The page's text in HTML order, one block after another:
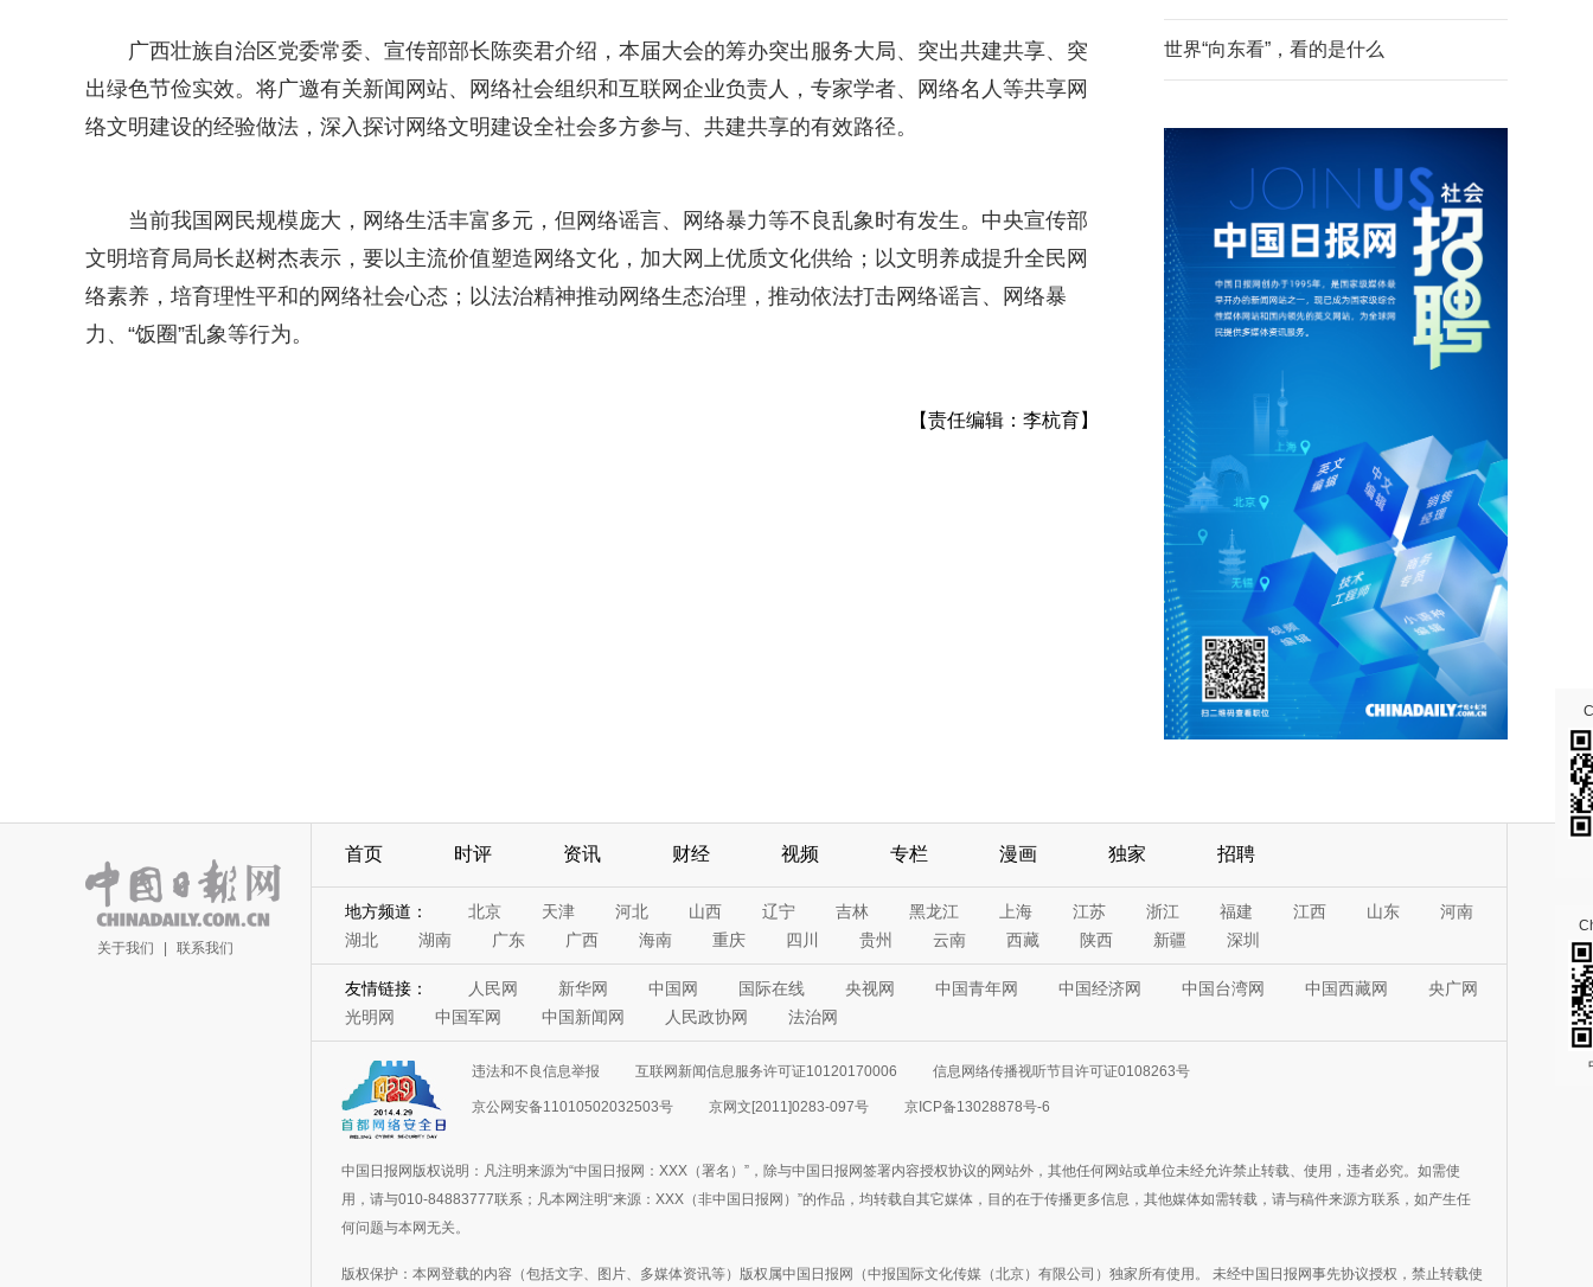
广西壮族自治区党委常委、宣传部部长陈奕君介绍，本届大会的筹办突出服务大局、突出共建共享、突
出绿色节俭实效。将广邀有关新闻网站、网络社会组织和互联网企业负责人，专家学者、网络名人等共享网
络文明建设的经验做法，深入探讨网络文明建设全社会多方参与、共建共享的有效路径。
当前我国网民规模庞大，网络生活丰富多元，但网络谣言、网络暴力等不良乱象时有发生。中央宣传部
文明培育局局长赵树杰表示，要以主流价值塑造网络文化，加大网上优质文化供给；以文明养成提升全民网
络素养，培育理性平和的网络社会心态；以法治精神推动网络生态治理，推动依法打击网络谣言、网络暴
力、“饭圈”乱象等行为。
【责任编辑：李杭育】
世界“向东看”，看的是什么
关于我们 | 联系我们
首页 时评 资讯 财经 视频 专栏 漫画 独家 招聘
地方频道： 北京 天津 河北 山西 辽宁 吉林 黑龙江 上海 江苏 浙江 福建 江西 山东
河南
湖北
湖南 广东 广西 海南 重庆 四川 贵州 云南 西藏 陕西 新疆 深圳
友情链接： 人民网 新华网 中国网 国际在线 央视网 中国青年网 中国经济网 中国台湾网 中国西藏网
央广网
光明网
中国军网 中国新闻网 人民政协网 法治网
违法和不良信息举报 互联网新闻信息服务许可证10120170006 信息网络传播视听节目许可证0108263号
京公网安备11010502032503号 京网文[2011]0283-097号 京ICP备13028878号-6
中国日报网版权说明：凡注明来源为“中国日报网：XXX（署名）”，除与中国日报网签署内容授权协议的网站外，其他任何网站或单位未经允许禁止转载、使用，违者必究。如需使
用，请与010-84883777联系；凡本网注明“来源：XXX（非中国日报网）”的作品，均转载自其它媒体，目的在于传播更多信息，其他媒体如需转载，请与稿件来源方联系，如产生任
何问题与本网无关。
版权保护：本网登载的内容（包括文字、图片、多媒体资讯等）版权属中国日报网（中报国际文化传媒（北京）有限公司）独家所有使用。 未经中国日报网事先协议授权，禁止转载使